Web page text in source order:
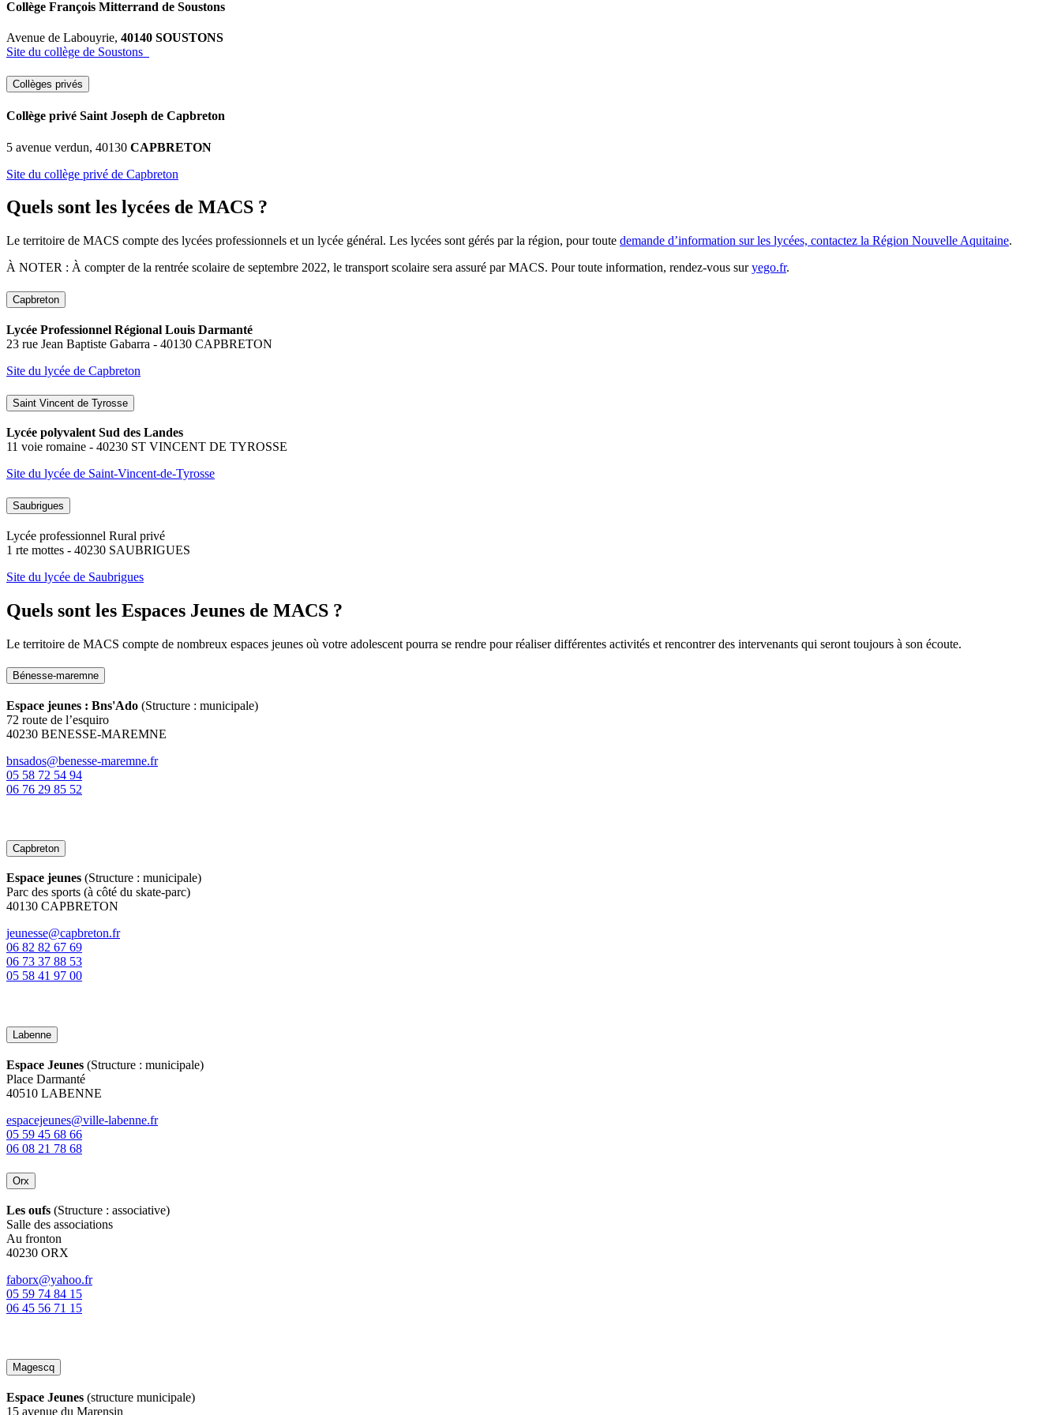
Collège François Mitterrand de Soustons
Avenue de Labouyrie, 40140 SOUSTONS
Site du collège de Soustons
Collèges privés
Collège privé Saint Joseph de Capbreton
5 avenue verdun, 40130 CAPBRETON
Site du collège privé de Capbreton
Quels sont les lycées de MACS ?
Le territoire de MACS compte des lycées professionnels et un lycée général. Les lycées sont gérés par la région, pour toute demande d’information sur les lycées, contactez la Région Nouvelle Aquitaine.
À NOTER : À compter de la rentrée scolaire de septembre 2022, le transport scolaire sera assuré par MACS. Pour toute information, rendez-vous suryego.fr.
Capbreton
Lycée Professionnel Régional Louis Darmanté
23 rue Jean Baptiste Gabarra - 40130 CAPBRETON
Site du lycée de Capbreton
Saint Vincent de Tyrosse
Lycée polyvalent Sud des Landes
11 voie romaine - 40230 ST VINCENT DE TYROSSE
Site du lycée de Saint-Vincent-de-Tyrosse
Saubrigues
Lycée professionnel Rural privé
1 rte mottes - 40230 SAUBRIGUES
Site du lycée de Saubrigues
Quels sont les Espaces Jeunes de MACS ?
Le territoire de MACS compte de nombreux espaces jeunes où votre adolescent pourra se rendre pour réaliser différentes activités et rencontrer des intervenants qui seront toujours à son écoute.
Bénesse-maremne
Espace jeunes : Bns'Ado (Structure : municipale)
72 route de l’esquiro
40230 BENESSE-MAREMNE
bnsados@benesse-maremne.fr
05 58 72 54 94
06 76 29 85 52
Capbreton
Espace jeunes (Structure : municipale)
Parc des sports (à côté du skate-parc)
40130 CAPBRETON
jeunesse@capbreton.fr
06 82 82 67 69
06 73 37 88 53
05 58 41 97 00
Labenne
Espace Jeunes (Structure : municipale)
Place Darmanté
40510 LABENNE
espacejeunes@ville-labenne.fr
05 59 45 68 66
06 08 21 78 68
Orx
Les oufs (Structure : associative)
Salle des associations
Au fronton
40230 ORX
faborx@yahoo.fr
05 59 74 84 15
​​​​​​​06 45 56 71 15
Magescq
Espace Jeunes (structure municipale)
15 avenue du Marensin